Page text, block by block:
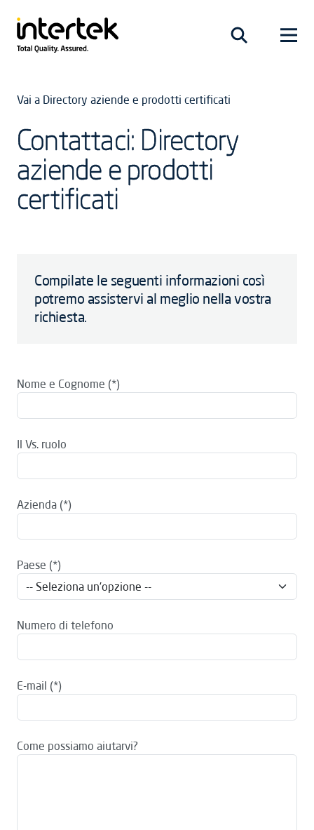
Vai a Directory aziende e prodotti certificati
Contattaci: Directory
aziende e prodotti
certificati
Compilate le seguenti informazioni così
potremo assistervi al meglio nella vostra
richiesta.
Nome e Cognome
Il Vs. ruolo
Azienda
Paese
Numero di telefono
E-mail
Come possiamo aiutarvi?